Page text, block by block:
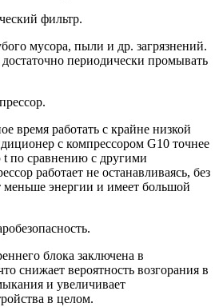
фильтр.
мусора, пыли и др. загрязнений.
периодически промывать
время работать с крайне низкой
с компрессором G10 точнее
по сравнению с другими
работает не останавливаясь, без
меньше энергии и имеет большой
блока заключена в
снижает вероятность возгорания в
и увеличивает
в целом.